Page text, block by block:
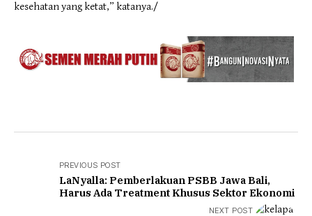
kesehatan yang ketat,” katanya./
PREVIOUS POST
LaNyalla: Pemberlakuan PSBB Jawa Bali,
Harus Ada Treatment Khusus Sektor Ekonomi
NEXT POST